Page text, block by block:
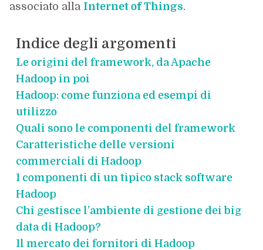
associato alla Internet of Things.
Indice degli argomenti
Le origini del framework, da Apache
Hadoop in poi
Hadoop: come funziona ed esempi di
utilizzo
Quali sono le componenti del framework
Caratteristiche delle versioni
commerciali di Hadoop
I componenti di un tipico stack software
Hadoop
Chi gestisce l’ambiente di gestione dei big
data di Hadoop?
Il mercato dei fornitori di Hadoop